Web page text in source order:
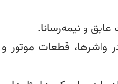
و نیمه‌رسانا.
واشرها، قطعات موتور و